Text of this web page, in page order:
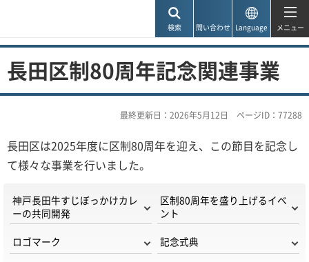
検索 問い合わせ Language メニュー
長田区制80周年記念関連事業
最終更新日：2026年5月12日 ページID：77288
長田区は2025年度に区制80周年を迎え、この節目を記念し
て様々な事業を行いました。​​​​​
神戸長田牛すじぼっかけカレ
ーの共同開発
区制80周年を盛り上げるイベ
ント
ロゴマーク 記念式典